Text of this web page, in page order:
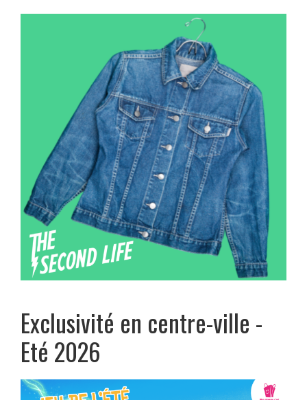
Exclusivité en centre-ville -
Eté 2026